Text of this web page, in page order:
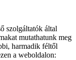
szolgáltatók által
mutathatunk meg
harmadik féltől
a weboldalon: